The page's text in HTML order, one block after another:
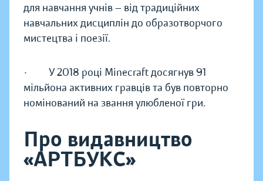
для навчання учнів — від традиційних
навчальних дисциплін до образотворчого
мистецтва і поезії.
· У 2018 році Minecraft досягнув 91
мільйона активних гравців та був повторно
номінований на звання улюбленої гри.
Про видавництво
«АРТБУКС»